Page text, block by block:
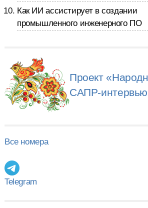
Как ИИ ассистирует в создании
промышленного инженерного ПО
Проект
САПР-
Все номера
Telegram